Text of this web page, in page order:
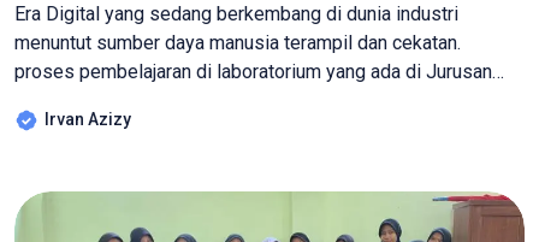
Era Digital yang sedang berkembang di dunia industri
menuntut sumber daya manusia terampil dan cekatan.
proses pembelajaran di laboratorium yang ada di Jurusan
merupakan SMK Pusat keunggulan di Kabupaten Cirebon
2023 peserta didik Kelas 10 Pemasaran melangsungkan
Kegiatan Praktikum Pengetikan Numpad […]
Irvan Azizy